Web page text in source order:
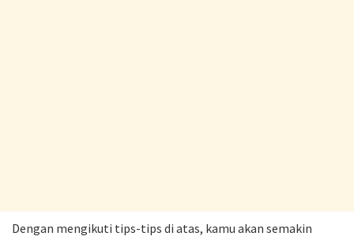
Dengan mengikuti tips-tips di atas, kamu akan semakin